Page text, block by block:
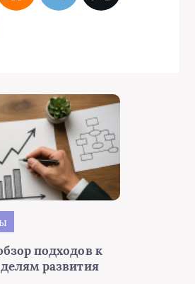
подходов к
развития